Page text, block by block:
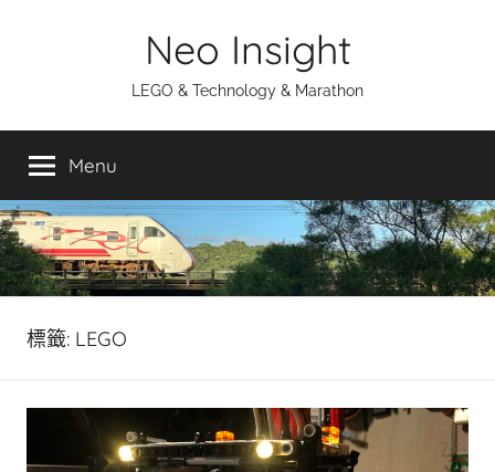
Neo Insight
LEGO & Technology & Marathon
Menu
標籤: LEGO